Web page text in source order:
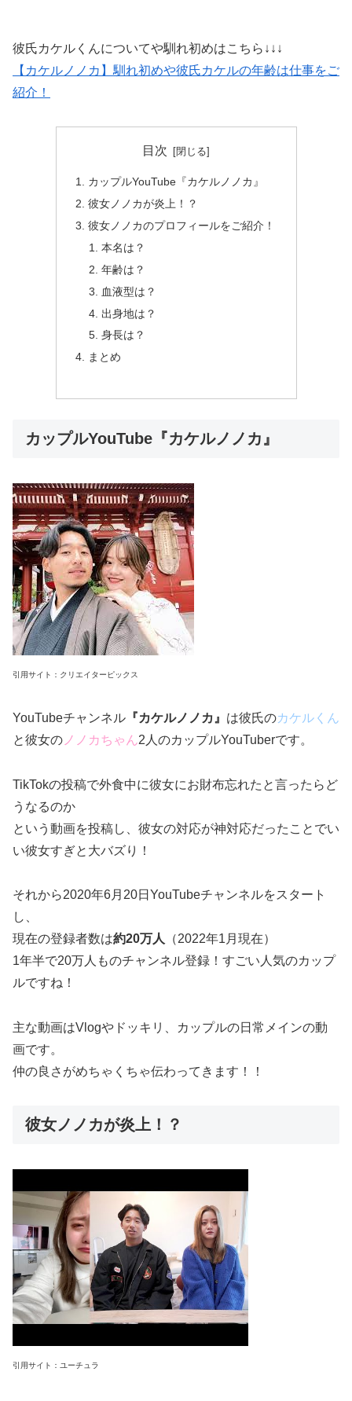
彼氏カケルくんについてや馴れ初めはこちら↓↓↓
【カケルノノカ】馴れ初めや彼氏カケルの年齢は仕事をご
紹介！
目次
カップルYouTube『カケルノノカ』
彼女ノノカが炎上！？
彼女ノノカのプロフィールをご紹介！
本名は？
年齢は？
血液型は？
出身地は？
身長は？
まとめ
カップルYouTube『カケルノノカ』
引用サイト：クリエイターピックス
YouTubeチャンネル 『カケルノノカ』 は彼氏のカケルくん
と彼女の ノノカちゃん2人のカップルYouTuberです。
TikTokの投稿で外食中に彼女にお財布忘れたと言ったらど
うなるのか
という動画を投稿し、彼女の対応が神対応だったことでい
い彼女すぎと大バズり！
それから2020年6月20日YouTubeチャンネルをスタート
し、
現在の登録者数は約20万人 （2022年1月現在）
1年半で20万人ものチャンネル登録！すごい人気のカップ
ルですね！
主な動画はVlogやドッキリ、カップルの日常メインの動
画です。
仲の良さがめちゃくちゃ伝わってきます！！
彼女ノノカが炎上！？
引用サイト：ユーチュラ